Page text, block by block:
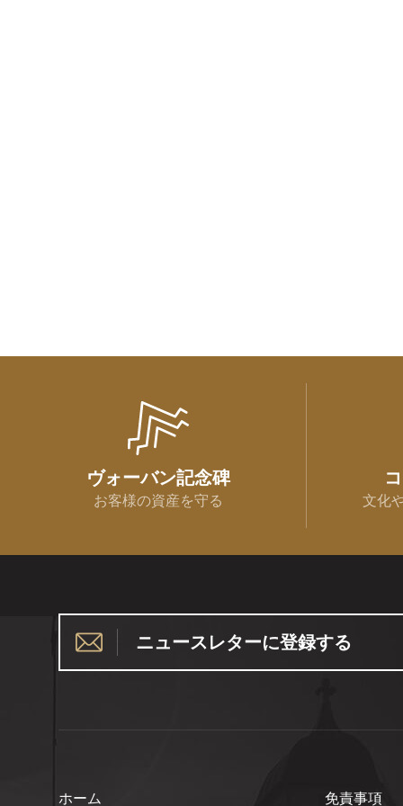
ヴォーバン記念碑
お客様の資産を守る 文化
ニュースレターに登録する
ホーム 免責事項